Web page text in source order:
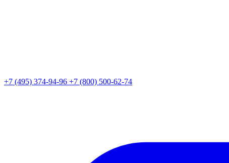
+7 (495) 374-94-96 +7 (800) 500-62-74